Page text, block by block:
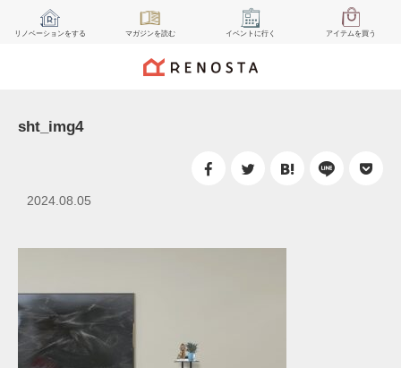
リノベーションをする マガジンを読む イベント に行く アイテムを買う
sht_img4
2024.08.05